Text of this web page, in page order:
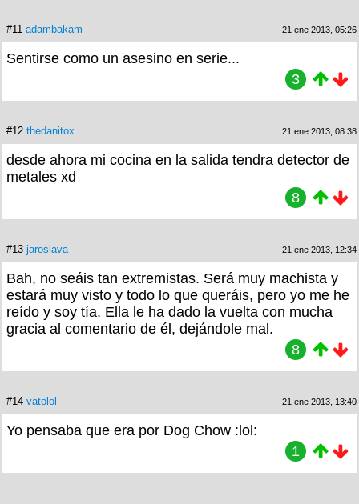
#11 adambakam 21 ene 2013, 05:26
Sentirse como un asesino en serie...
3
#12 thedanitox 21 ene 2013, 08:38
desde ahora mi cocina en la salida tendra detector de
metales xd
8
#13 jaroslava 21 ene 2013, 12:34
Bah, no seáis tan extremistas. Será muy machista y
estará muy visto y todo lo que queráis, pero yo me he
reído y soy tía. Ella le ha dado la vuelta con mucha
gracia al comentario de él, dejándole mal.
8
#14 vatolol 21 ene 2013, 13:40
Yo pensaba que era por Dog Chow :lol:
1